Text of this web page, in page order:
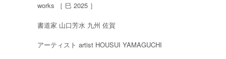
works ［ 巳 2025 ］
書道家 山口芳水 九州 佐賀
アーティスト artist HOUSUI YAMAGUCHI